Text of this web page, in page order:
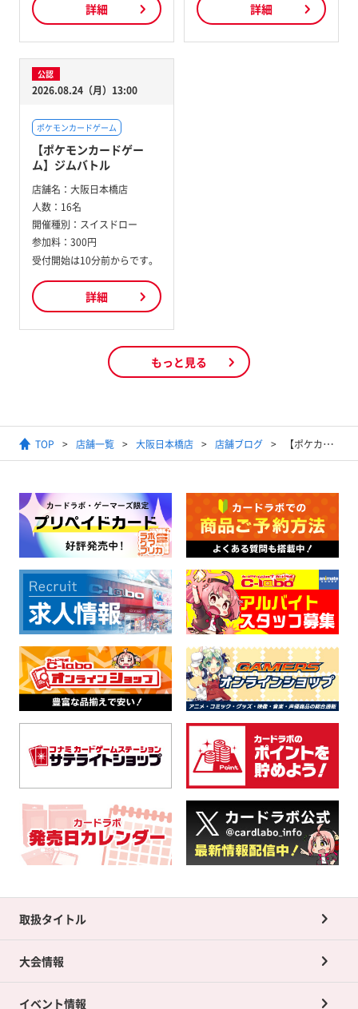
詳細 詳細
公認
2026.08.24（月）13:00
ポケモンカードゲーム
【ポケモンカードゲー
ム】ジムバトル
店舗名： 大阪日本橋店
人数： 16名
開催種別： スイスドロー
参加料： 300円
受付開始は10分前からです。
詳細
もっと見る
TOP 店舗一覧 大阪日本橋店 店舗ブログ 【ポケカ】店頭にて販売中のデッキのレシピをこっそり（？）ご紹介します【販売情報】
取扱タイトル
大会情報
イベント情報